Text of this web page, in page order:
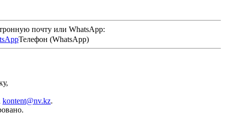
почту или WhatsApp:
Телефон (WhatsApp)
kontent@nv.kz.